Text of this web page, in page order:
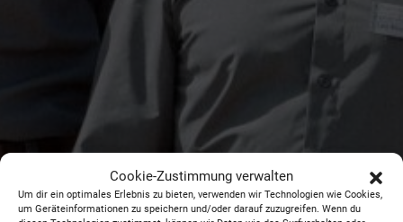
Cookie-Zustimmung verwalten
Um dir ein optimales Erlebnis zu bieten, verwenden wir Technologien wie Cookies,
um Geräteinformationen zu speichern und/oder darauf zuzugreifen. Wenn du